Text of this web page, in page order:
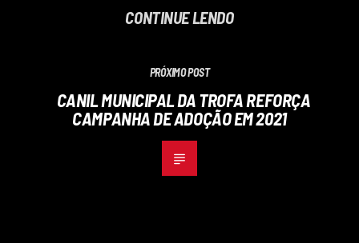
CONTINUE LENDO
PRÓXIMO POST
CANIL MUNICIPAL DA TROFA REFORÇA
CAMPANHA DE ADOÇÃO EM 2021